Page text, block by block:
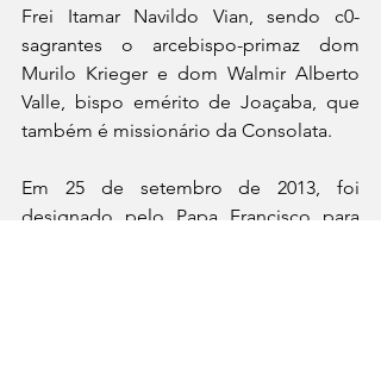
Frei Itamar Navildo Vian, sendo c0-
sagrantes o arcebispo-primaz dom
Murilo Krieger e dom Walmir Alberto
Valle, bispo emérito de Joaçaba, que
também é missionário da Consolata.
Em 25 de setembro de 2013, foi
designado pelo Papa Francisco para